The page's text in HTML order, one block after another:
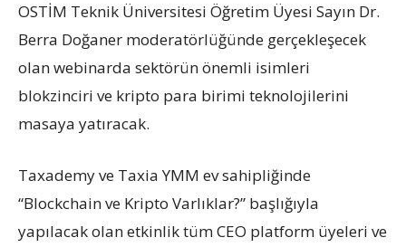
OSTİM Teknik Üniversitesi Öğretim Üyesi Sayın Dr.
Berra Doğaner moderatörlüğünde gerçekleşecek
olan webinarda sektörün önemli isimleri
blokzinciri ve kripto para birimi teknolojilerini
masaya yatıracak.
Taxademy ve Taxia YMM ev sahipliğinde
“Blockchain ve Kripto Varlıklar?” başlığıyla
yapılacak olan etkinlik tüm CEO platform üyeleri ve